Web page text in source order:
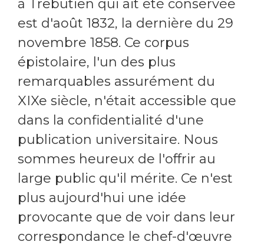
à Trebutien qui ait été conservée
est d'août 1832, la dernière du 29
novembre 1858. Ce corpus
épistolaire, l'un des plus
remarquables assurément du
XIXe siècle, n'était accessible que
dans la confidentialité d'une
publication universitaire. Nous
sommes heureux de l'offrir au
large public qu'il mérite. Ce n'est
plus aujourd'hui une idée
provocante que de voir dans leur
correspondance le chef-d'œuvre